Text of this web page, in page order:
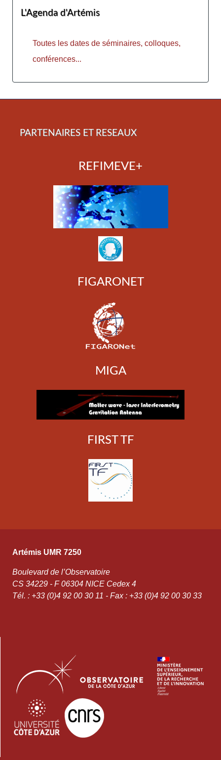
L'Agenda d'Artémis
Toutes les dates de séminaires, colloques,
conférences...
PARTENAIRES ET RESEAUX
REFIMEVE+
FIGARONET
MIGA
FIRST TF
Artémis UMR 7250
Boulevard de l’Observatoire
CS 34229 - F 06304 NICE Cedex 4
Tél. : +33 (0)4 92 00 30 11 - Fax : +33 (0)4 92 00 30 33